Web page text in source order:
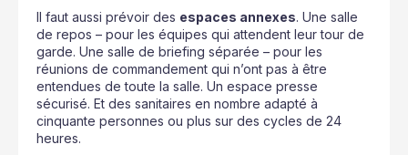
Il faut aussi prévoir des espaces annexes. Une salle
de repos – pour les équipes qui attendent leur tour de
garde. Une salle de briefing séparée – pour les
réunions de commandement qui n’ont pas à être
entendues de toute la salle. Un espace presse
sécurisé. Et des sanitaires en nombre adapté à
cinquante personnes ou plus sur des cycles de 24
heures.